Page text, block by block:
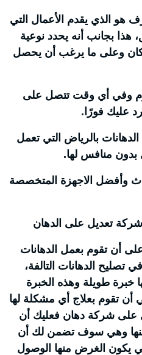
الذي يقدم الأعمال التي
هذا بجانب أنه يحدد نوعية
وعلى ما يرغب أن يحصل
وفي أي وقت تتصل على
عليك فورًا.
بالرياض التي تعمل
منافس لها.
وأفضل الاجهزة المتخصصة
تعديل على الدهان
أن تقوم بعمل الدهانات
تصليح الدهانات التالفة،
خبرة طويلة وهذه الخبرة
تقوم بعلاج أي مشكلة لها
على شركة دهان فعليك أن
منها وهي سوف تضمن لك أن
يكون الغرض منها الوصول